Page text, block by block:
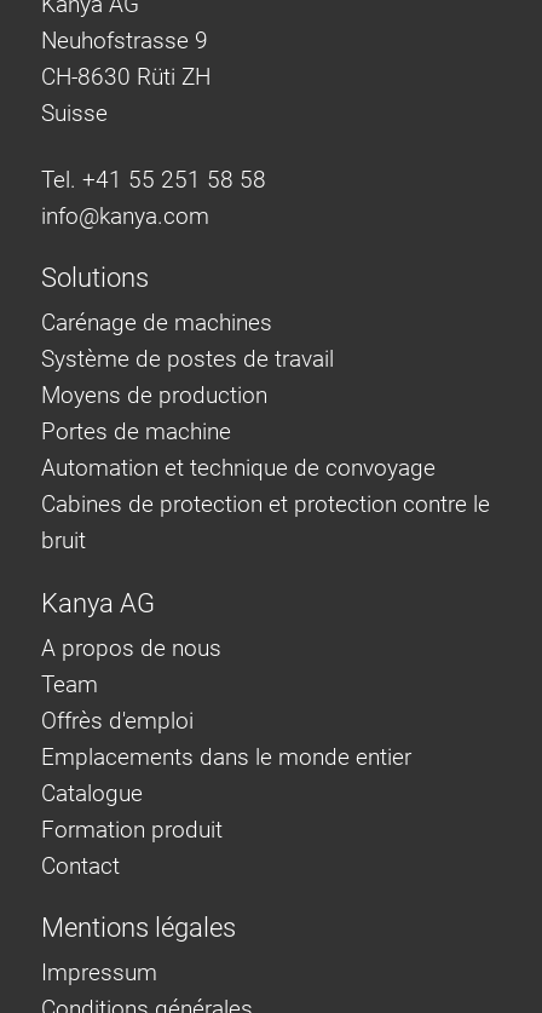
Neuhofstrasse 9
CH-8630 Rüti ZH
Suisse
Tel. +41 55 251 58 58
info@kanya.com
Solutions
Carénage de machines
Système de postes de travail
Moyens de production
Portes de machine
Automation et technique de convoyage
Cabines de protection et protection contre le
bruit
Kanya AG
A propos de nous
Team
Offrès d'emploi
Emplacements dans le monde entier
Catalogue
Formation produit
Contact
Mentions légales
Impressum